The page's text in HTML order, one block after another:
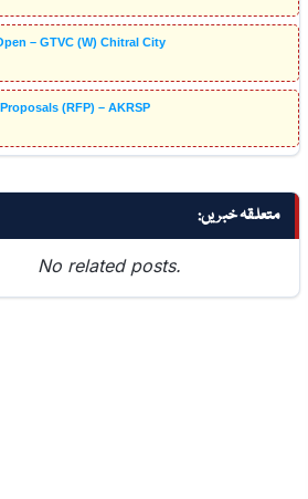
– GTVC (W) Chitral City
(RFP) – AKRSP
متعلقہ خبریں:
No related posts.